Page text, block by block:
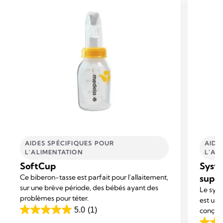
AIDES SPÉCIFIQUES POUR
L'ALIMENTATION
SoftCup
Ce biberon-tasse est parfait pour l'allaitement,
sur une brève période, des bébés ayant des
problèmes pour téter.
5.0 (1)
5.0
Le
est un
conçu
allaiter